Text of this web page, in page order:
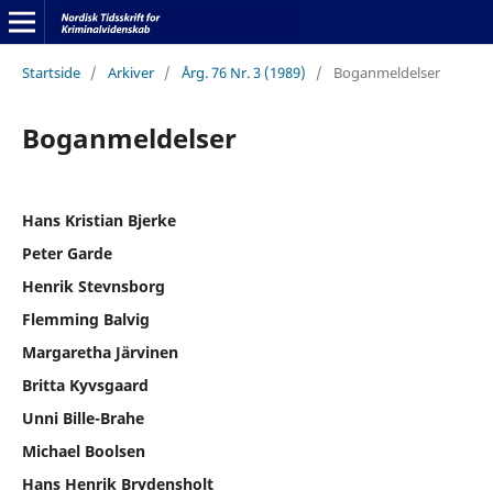
Startside / Arkiver / Årg. 76 Nr. 3 (1989) / Boganmeldelser
Boganmeldelser
Hans Kristian Bjerke
Peter Garde
Henrik Stevnsborg
Flemming Balvig
Margaretha Järvinen
Britta Kyvsgaard
Unni Bille-Brahe
Michael Boolsen
Hans Henrik Brydensholt